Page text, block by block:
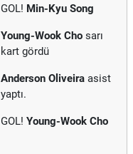
GOL! Min-Kyu Song
Young-Wook Cho sarı
kart gördü
Anderson Oliveira asist
yaptı.
GOL! Young-Wook Cho